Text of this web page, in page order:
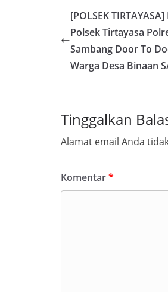
[POLSEK
Polsek Tirtayasa
Sambang Door To
Warga Desa Binaan
Tinggalkan
Alamat email Anda
Komentar*